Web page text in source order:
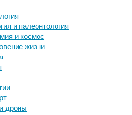
и палеонтология
и космос
жизни
дроны
дети животные
знания иммунитет
и методы
неврология